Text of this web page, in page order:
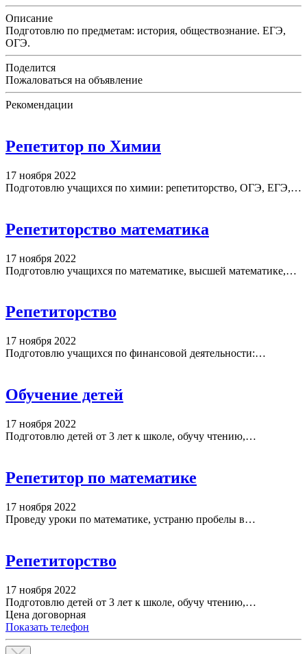
Описание
Подготовлю по предметам: история, обществознание. ЕГЭ,
ОГЭ.
Поделится
Пожаловаться на объявление
Рекомендации
Репетитор по Химии
17 ноября 2022
Подготовлю учащихся по химии: репетиторство, ОГЭ, ЕГЭ,…
Репетиторство математика
17 ноября 2022
Подготовлю учащихся по математике, высшей математике,…
Репетиторство
17 ноября 2022
Подготовлю учащихся по финансовой деятельности:…
Обучение детей
17 ноября 2022
Подготовлю детей от 3 лет к школе, обучу чтению,…
Репетитор по математике
17 ноября 2022
Проведу уроки по математике, устраню пробелы в…
Репетиторство
17 ноября 2022
Подготовлю детей от 3 лет к школе, обучу чтению,…
Цена договорная
Показать телефон